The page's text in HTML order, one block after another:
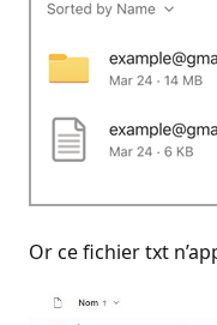
Or ce fichier txt